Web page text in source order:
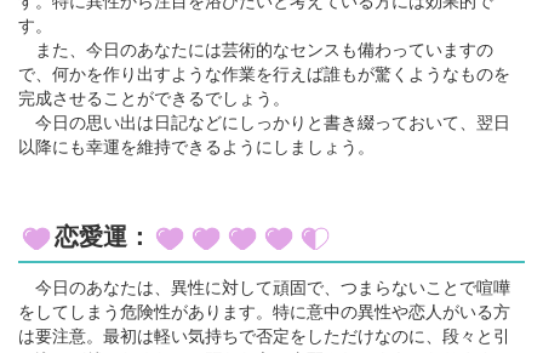
す。
また、今日のあなたには芸術的なセンスも備わっていますの
で、何かを作り出すような作業を行えば誰もが驚くようなものを
完成させることができるでしょう。
今日の思い出は日記などにしっかりと書き綴っておいて、翌日
以降にも幸運を維持できるようにしましょう。
恋愛運：
今日のあなたは、異性に対して頑固で、つまらないことで喧嘩
をしてしまう危険性があります。特に意中の異性や恋人がいる方
は要注意。最初は軽い気持ちで否定をしただけなのに、段々と引